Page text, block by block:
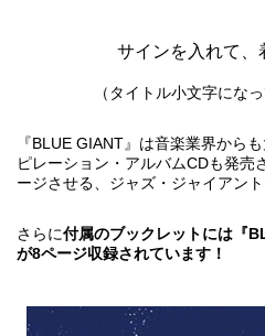
サインを入れて、
（タイトル小文字にな
『BLUE GIANT』は音楽業界から
ピレーション・アルバムCDも発売
ージさせる、ジャズ・ジャイアン
さらに付属のブックレットには『
が8ページ収録されています！